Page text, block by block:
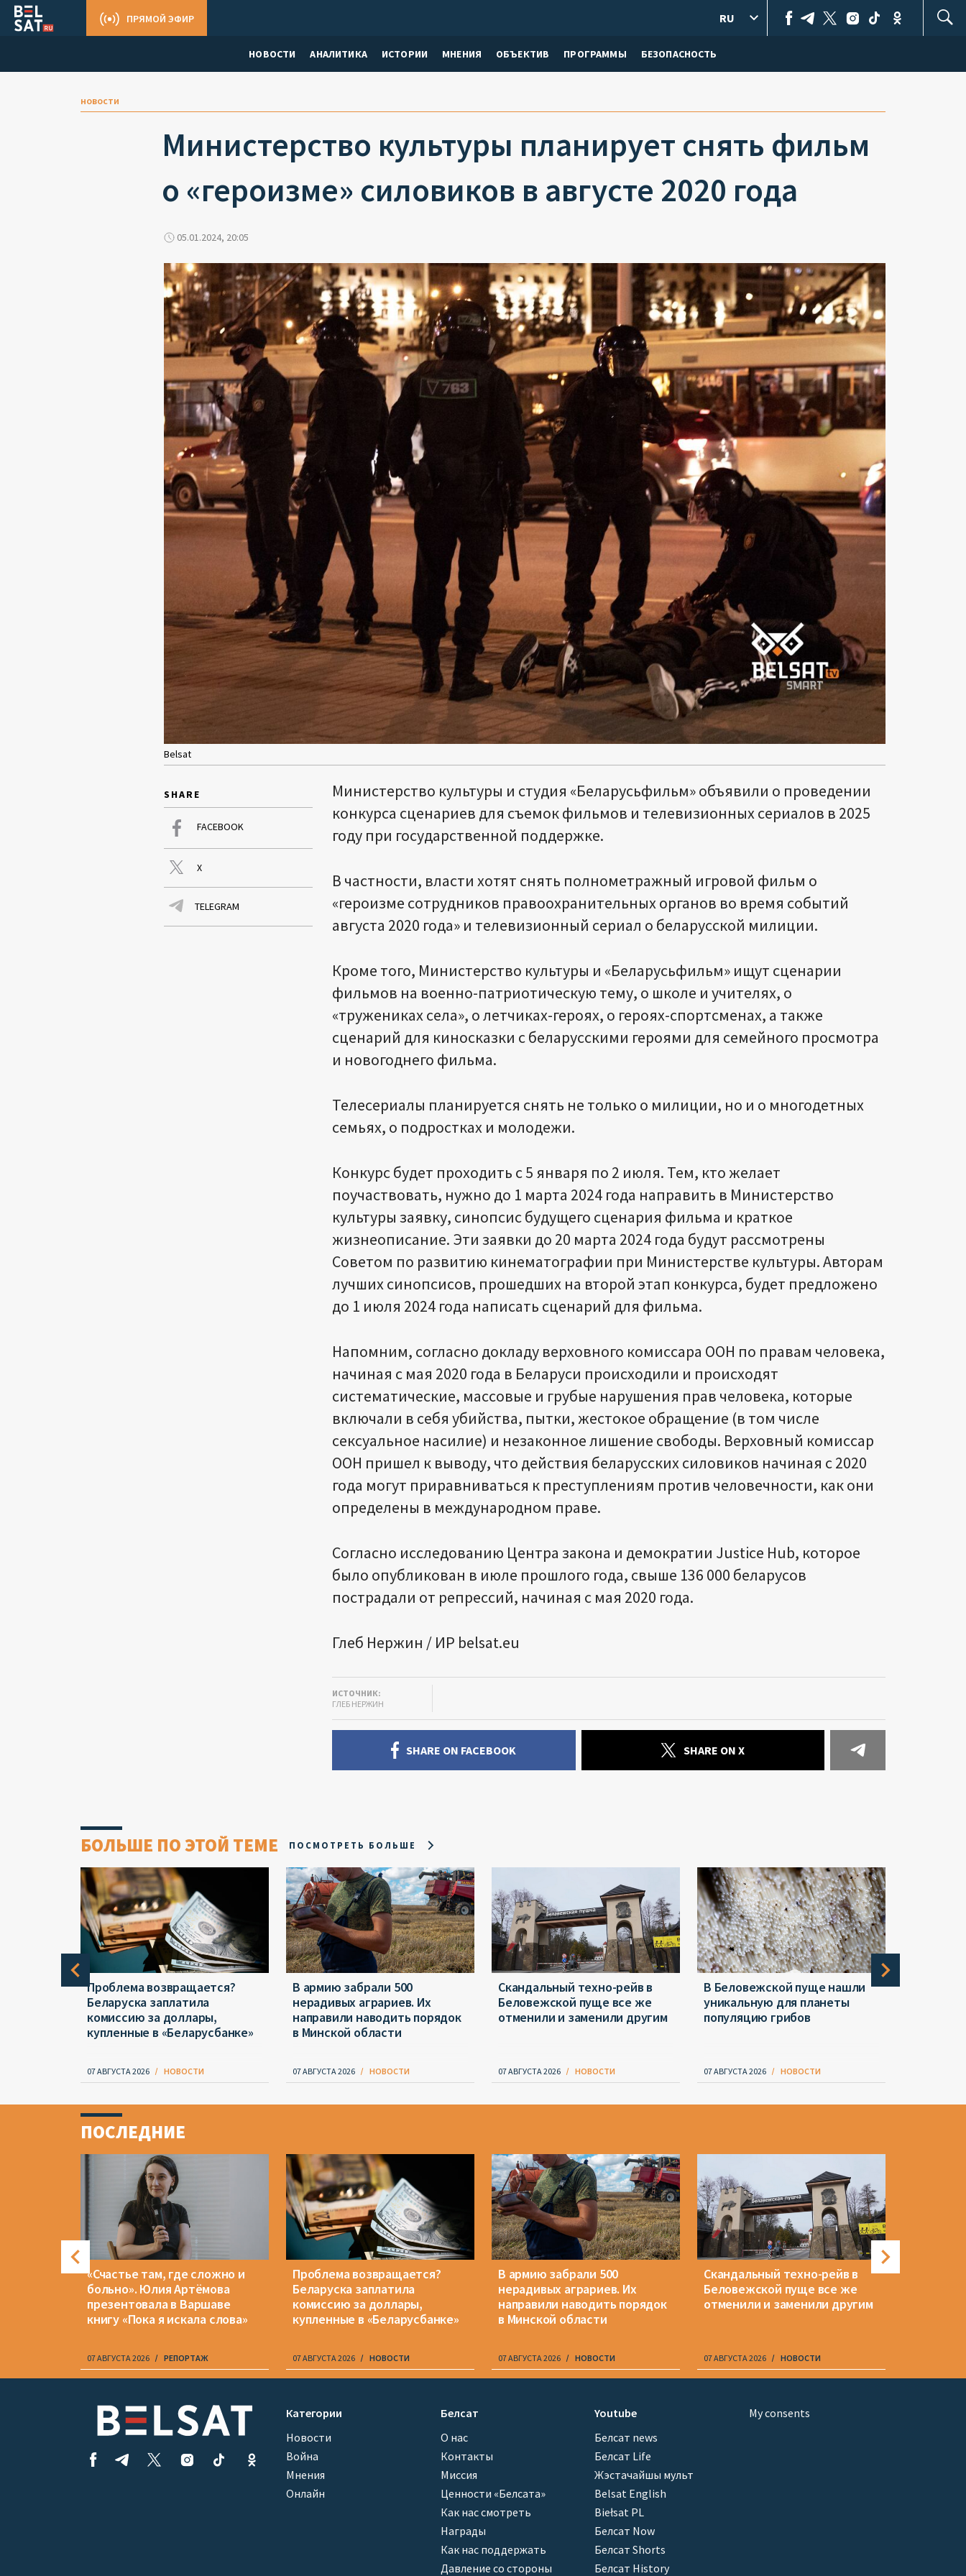
НОВОСТИ АНАЛИТИКА ИСТОРИИ МНЕНИЯ ОБЪЕКТИВ ПРОГРАММЫ БЕЗОПАСНОСТЬ
ПРЯМОЙ ЭФИР RU
новости
Министерство культуры планирует снять фильм
о «героизме» силовиков в августе 2020 года
05.01.2024, 20:05
Belsat
SHARE
FACEBOOK
X
TELEGRAM
Министерство культуры и студия «Беларусьфильм» объявили о проведении
конкурса сценариев для съемок фильмов и телевизионных сериалов в 2025
году при государственной поддержке.
В частности, власти хотят снять полнометражный игровой фильм о
«героизме сотрудников правоохранительных органов во время событий
августа 2020 года» и телевизионный сериал о беларусской милиции.
Кроме того, Министерство культуры и «Беларусьфильм» ищут сценарии
фильмов на военно-патриотическую тему, о школе и учителях, о
«тружениках села», о летчиках-героях, о героях-спортсменах, а также
сценарий для киносказки с беларусскими героями для семейного просмотра
и новогоднего фильма.
Телесериалы планируется снять не только о милиции, но и о многодетных
семьях, о подростках и молодежи.
Конкурс будет проходить с 5 января по 2 июля. Тем, кто желает
поучаствовать, нужно до 1 марта 2024 года направить в Министерство
культуры заявку, синопсис будущего сценария фильма и краткое
жизнеописание. Эти заявки до 20 марта 2024 года будут рассмотрены
Советом по развитию кинематографии при Министерстве культуры. Авторам
лучших синопсисов, прошедших на второй этап конкурса, будет предложено
до 1 июля 2024 года написать сценарий для фильма.
Напомним, согласно докладу верховного комиссара ООН по правам человека,
начиная с мая 2020 года в Беларуси происходили и происходят
систематические, массовые и грубые нарушения прав человека, которые
включали в себя убийства, пытки, жестокое обращение (в том числе
сексуальное насилие) и незаконное лишение свободы. Верховный комиссар
ООН пришел к выводу, что действия беларусских силовиков начиная с 2020
года могут приравниваться к преступлениям против человечности, как они
определены в международном праве.
Согласно исследованию Центра закона и демократии Justice Hub, которое
было опубликован в июле прошлого года, свыше 136 000 беларусов
пострадали от репрессий, начиная с мая 2020 года.
Глеб Нержин / ИР belsat.eu
ИСТОЧНИК:
ГЛЕБ НЕРЖИН
SHARE ON FACEBOOK SHARE ON X
БОЛЬШЕ ПО ЭТОЙ ТЕМЕ ПОСМОТРЕТЬ БОЛЬШЕ
Проблема возвращается?
Беларуска заплатила
комиссию за доллары,
купленные в «Беларусбанке»
07 АВГУСТА 2026 НОВОСТИ
В армию забрали 500
нерадивых аграриев. Их
направили наводить порядок
в Минской области
07 АВГУСТА 2026 НОВОСТИ
Скандальный техно-рейв в
Беловежской пуще все же
отменили и заменили другим
07 АВГУСТА 2026 НОВОСТИ
В Беловежской пуще нашли
уникальную для планеты
популяцию грибов
07 АВГУСТА 2026 НОВОСТИ
ПОСЛЕДНИЕ
«Счастье там, где сложно и
больно». Юлия Артёмова
презентовала в Варшаве
книгу «Пока я искала слова»
07 АВГУСТА 2026 РЕПОРТАЖ
Проблема возвращается?
Беларуска заплатила
комиссию за доллары,
купленные в «Беларусбанке»
07 АВГУСТА 2026 НОВОСТИ
В армию забрали 500
нерадивых аграриев. Их
направили наводить порядок
в Минской области
07 АВГУСТА 2026 НОВОСТИ
Скандальный техно-рейв в
Беловежской пуще все же
отменили и заменили другим
07 АВГУСТА 2026 НОВОСТИ
Категории
Новости
Война
Мнения
Онлайн
Белсат
О нас
Контакты
Миссия
Ценности «Белсата»
Как нас смотреть
Награды
Как нас поддержать
Давление со стороны
Youtube
Белсат news
Белсат Life
Жэстачайшы мульт
Belsat English
Biełsat PL
Белсат Now
Белсат Shorts
Белсат History
My consents